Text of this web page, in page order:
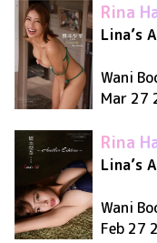
Rina
Lina’s
Wani
Mar 27
Rina
Lina’s
Wani
Feb 27